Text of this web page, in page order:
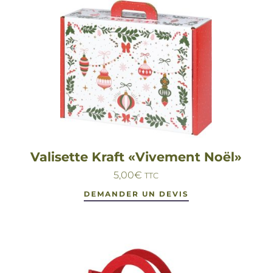
Valisette Kraft «Vivement Noël»
5,00€ TTC
DEMANDER UN DEVIS